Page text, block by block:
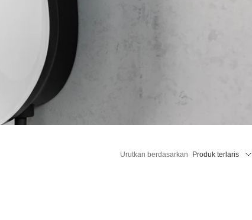
Urutkan berdasarkan Produk terlaris